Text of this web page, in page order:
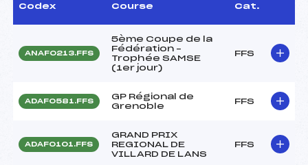
Codex Course Cat.
ANAF0213.FFS
5ème Coupe de la
Fédération –
Trophée SAMSE
(1er jour)
FFS
ADAF0581.FFS
GP Régional de
Grenoble
FFS
ADAF0101.FFS
GRAND PRIX
REGIONAL DE
VILLARD DE LANS
FFS